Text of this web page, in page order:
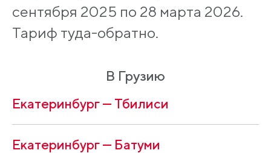
сентября 2025 по 28 марта 2026.
Тариф туда-обратно.
В Грузию
Екатеринбург — Тбилиси
Екатеринбург — Батуми